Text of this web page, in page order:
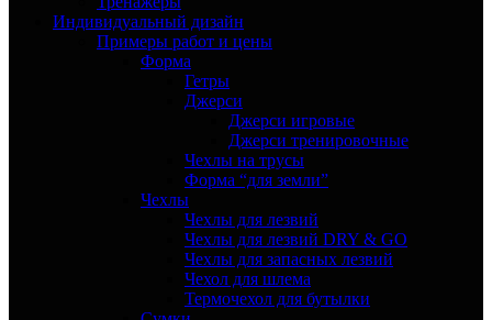
Индивидуальный дизайн
Примеры работ и цены
Форма
Гетры
Джерси
Джерси игровые
Джерси тренировочные
Чехлы на трусы
Форма “для земли”
Чехлы
Чехлы для лезвий
Чехлы для лезвий DRY & GO
Чехлы для запасных лезвий
Чехол для шлема
Термочехол для бутылки